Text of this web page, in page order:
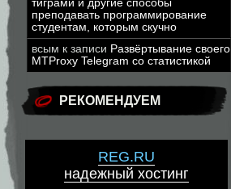
тиграми и другие способы
преподавать программирование
студентам, которым скучно
всым к записи Развёртывание своего
MTProxy Telegram со статистикой
РЕКОМЕНДУЕМ
REG.RU
надежный хостинг